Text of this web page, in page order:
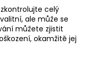
celý
ale může se
můžete zjistit
okamžitě jej